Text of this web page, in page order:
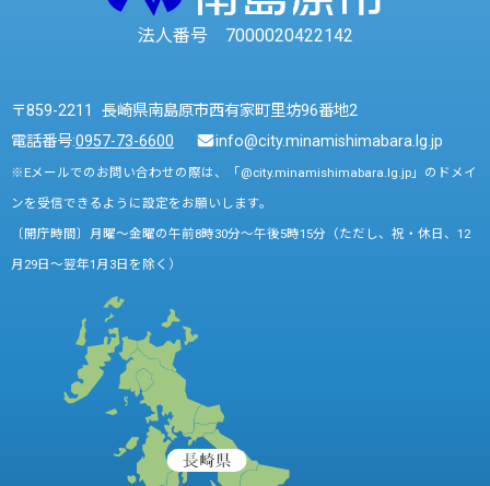
法人番号 7000020422142
〒859-2211 長崎県南島原市西有家町里坊96番地2
電話番号:0957-73-6600 info@city.minamishimabara.lg.jp
※Eメールでのお問い合わせの際は、「@city.minamishimabara.lg.jp」のドメイ
ンを受信できるように設定をお願いします。
〔開庁時間〕月曜～金曜の午前8時30分～午後5時15分（ただし、祝・休日、12
月29日～翌年1月3日を除く）